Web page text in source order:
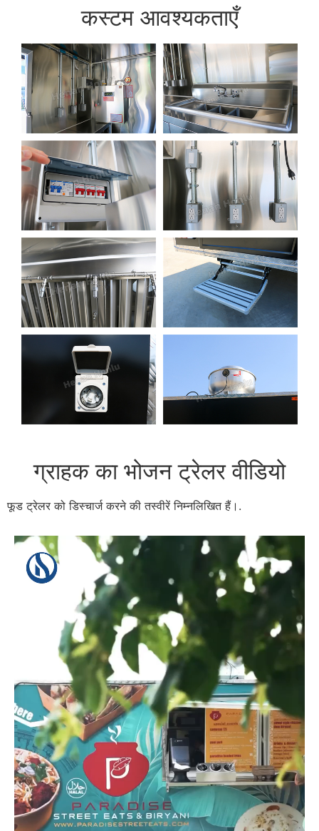
कस्टम आवश्यकताएँ
ग्राहक का भोजन ट्रेलर वीडियो
फूड ट्रेलर को डिस्चार्ज करने की तस्वीरें निम्नलिखित हैं।.